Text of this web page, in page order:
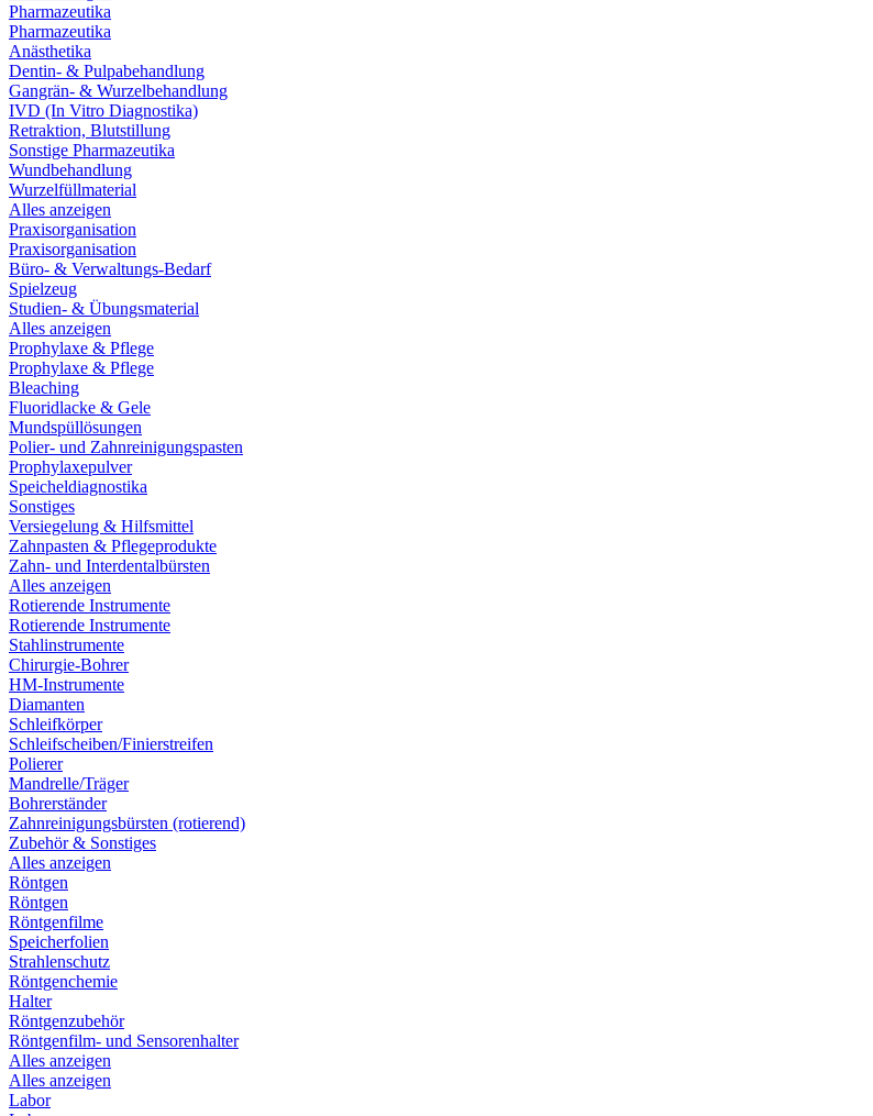
Pharmazeutika
Pharmazeutika
Anästhetika
Dentin- & Pulpabehandlung
Gangrän- & Wurzelbehandlung
IVD (In Vitro Diagnostika)
Retraktion, Blutstillung
Sonstige Pharmazeutika
Wundbehandlung
Wurzelfüllmaterial
Alles anzeigen
Praxisorganisation
Praxisorganisation
Büro- & Verwaltungs-Bedarf
Spielzeug
Studien- & Übungsmaterial
Alles anzeigen
Prophylaxe & Pflege
Prophylaxe & Pflege
Bleaching
Fluoridlacke & Gele
Mundspüllösungen
Polier- und Zahnreinigungspasten
Prophylaxepulver
Speicheldiagnostika
Sonstiges
Versiegelung & Hilfsmittel
Zahnpasten & Pflegeprodukte
Zahn- und Interdentalbürsten
Alles anzeigen
Rotierende Instrumente
Rotierende Instrumente
Stahlinstrumente
Chirurgie-Bohrer
HM-Instrumente
Diamanten
Schleifkörper
Schleifscheiben/Finierstreifen
Polierer
Mandrelle/Träger
Bohrerständer
Zahnreinigungsbürsten (rotierend)
Zubehör & Sonstiges
Alles anzeigen
Röntgen
Röntgen
Röntgenfilme
Speicherfolien
Strahlenschutz
Röntgenchemie
Halter
Röntgenzubehör
Röntgenfilm- und Sensorenhalter
Alles anzeigen
Alles anzeigen
Labor